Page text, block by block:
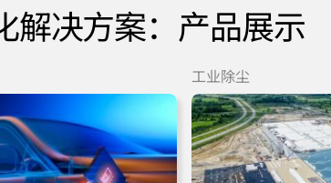
解决方案：产品展示
工业除尘